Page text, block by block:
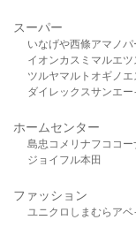
スーパー
いなげや西條アマノパ
イオンカスミ マルエツ
ツルヤマルト オギノ エ
ダイレックスサンエー
ホームセンター
島忠 コメリ ナフコ コ
ジョイフル本田
ファッション
ユニクロ しまむら ア